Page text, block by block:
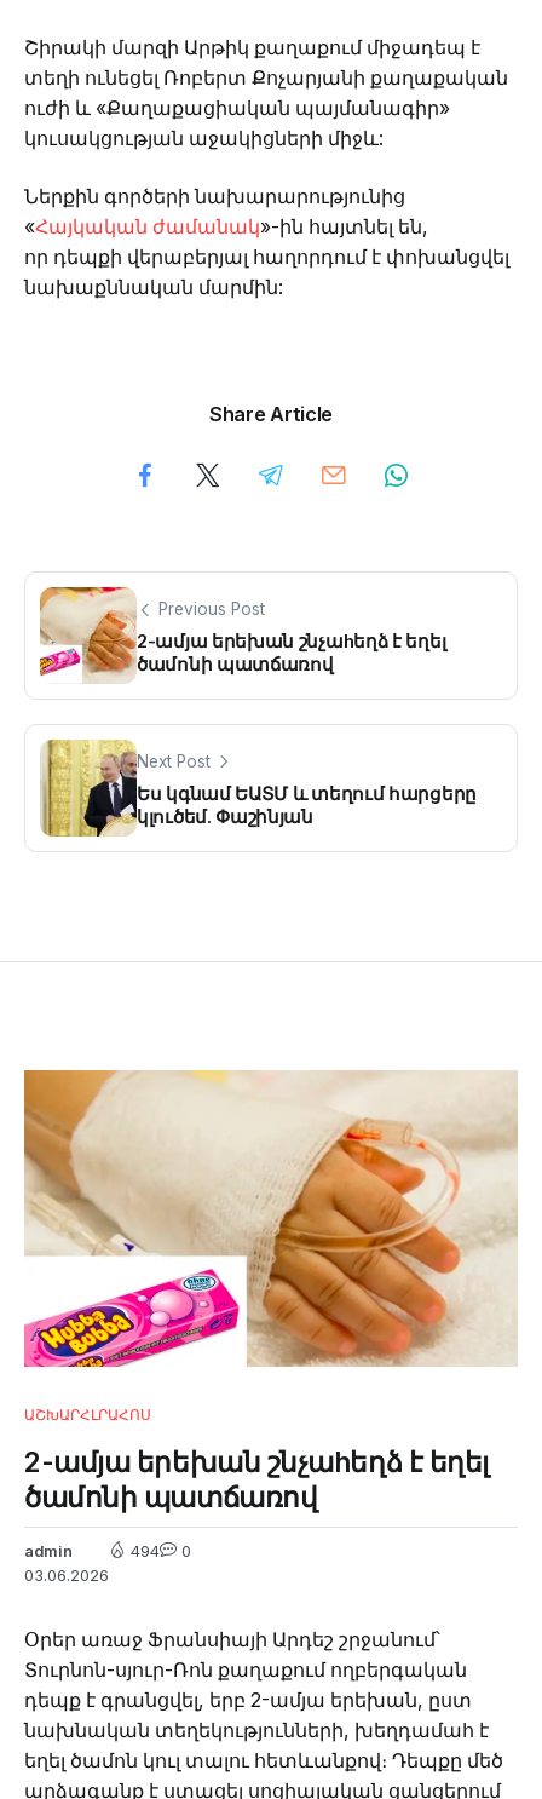
Շիրակի մարզի Արթիկ քաղաքում միջադեպ է
տեղի ունեցել Ռոբերտ Քոչարյանի քաղաքական
ուժի և «Քաղաքացիական պայմանագիր»
կուսակցության աջակիցների միջև:
Ներքին գործերի նախարարությունից
«Հայկական ժամանակ»-ին հայտնել են,
որ դեպքի վերաբերյալ հաղորդում է փոխանցվել
նախաքննական մարմին:
Share Article
Previous Post
2-ամյա երեխան շնչաhեղձ է եղել
ծամոնի պատճառով
Next Post
Ես կգնամ ԵԱՏՄ և տեղում հարցերը
կլուծեմ. Փաշինյան
ԱՇԽԱՐՀԼՐԱՀՈՍ
2-ամյա երեխան շնչաhեղձ է եղել
ծամոնի պատճառով
admin
03.06.2026
494 0
Օրեր առաջ Ֆրանսիայի Արդեշ շրջանում՝
Տուրնոն-սյուր-Ռոն քաղաքում ողբերգական
դեպք է գրանցվել, երբ 2-ամյա երեխան, ըստ
նախնական տեղեկությունների, խեղդամահ է
եղել ծամոն կուլ տալու հետևանքով։ Դեպքը մեծ
արձագանք է ստացել սոցիալական ցանցերում